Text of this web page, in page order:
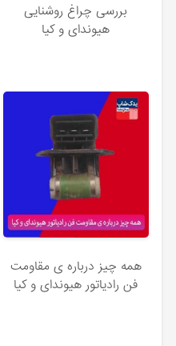
بررسی چراغ روشنایی
هیوندای و کیا
همه چیز درباره ی مقاومت
فن رادیاتور هیوندای و کیا